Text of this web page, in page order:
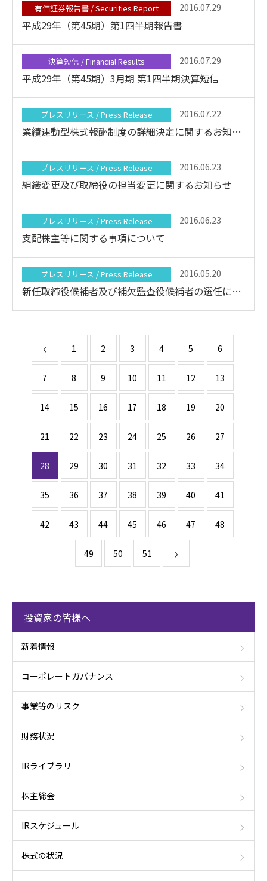
有価証券報告書 / Securities Report 2016.07.29
平成29年（第45期）第1四半期報告書
決算短信 / Financial Results 2016.07.29
平成29年（第45期）3月期 第1四半期決算短信
プレスリリース / Press Release 2016.07.22
業績連動型株式報酬制度の詳細決定に関するお知らせ
プレスリリース / Press Release 2016.06.23
組織変更及び取締役の担当変更に関するお知らせ
プレスリリース / Press Release 2016.06.23
支配株主等に関する事項について
プレスリリース / Press Release 2016.05.20
新任取締役候補者及び補欠監査役候補者の選任に関するお知らせ
1 2 3 4 5 6
7 8 9 10 11 12 13
14 15 16 17 18 19 20
21 22 23 24 25 26 27
28 29 30 31 32 33 34
35 36 37 38 39 40 41
42 43 44 45 46 47 48
49 50 51
投資家の皆様へ
新着情報
コーポレートガバナンス
事業等のリスク
財務状況
IRライブラリ
株主総会
IRスケジュール
株式の状況